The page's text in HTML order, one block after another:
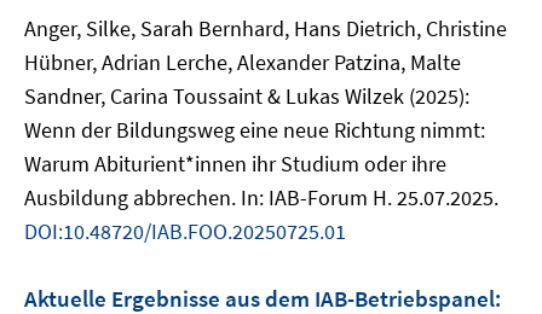
Anger, Silke, Sarah Bernhard, Hans Dietrich, Christine
Hübner, Adrian Lerche, Alexander Patzina, Malte
Sandner, Carina Toussaint & Lukas Wilzek (2025):
Wenn der Bildungsweg eine neue Richtung nimmt:
Warum Abiturient*innen ihr Studium oder ihre
Ausbildung abbrechen. In: IAB-Forum H. 25.07.2025.
DOI:10.48720/IAB.FOO.20250725.01
Aktuelle Ergebnisse aus dem IAB-Betriebspanel: